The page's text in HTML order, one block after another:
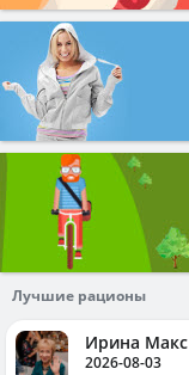
Лучшие рационы
Ирина Макс
2026-08-03